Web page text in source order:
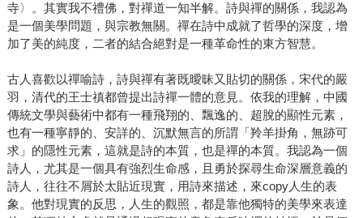
寺〉。其實我不禮佛，對禪道一知半解。詩與禪的關係，我認為
是一個美學問題，與宗教無關。禪在詩中成就了哲學的深度，增
加了美的純度，二者的結合絕對是一種革命性的東方智慧。
古人喜歡以禪喻詩，詩與禪有著既曖昧又貼切的關係，宋代的嚴
羽，清代的王士禛都曾提出詩禪一體的意見。依我的理解，中國
傳統文學與藝術中都有一種飛翔的、飄逸的、超脫的顯性元素，
也有一種寧靜的、安詳的、沉默無言的所謂「羚羊掛角，無跡可
求」的隱性元素，這就是詩的本質，也是禪的本質。我認為一個
詩人，尤其是一個具有強烈生命感，且勇於探尋生命深層意義的
詩人，往往不屑於太貼近現實，用詩來描述，來copy人生的表
象。他對現實的反思，人生的觀照，都是靠他獨特的美學來表達